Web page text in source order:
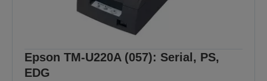
Epson TM-U220A (057): Serial, PS,
EDG